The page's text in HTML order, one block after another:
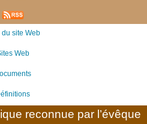
du site Web
Web
reconnue par l’évêque